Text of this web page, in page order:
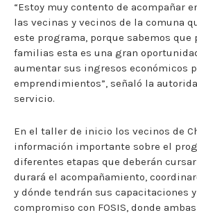
“Estoy muy contento de acompañar
las vecinas y vecinos de la comuna
este programa, porque sabemos que
familias esta es una gran
aumentar sus ingresos económicos
emprendimientos”, señaló la
servicio.
En el taller de inicio los vecinos de
información importante sobre el
diferentes etapas que deberán
durará el acompañamiento,
y dónde tendrán sus capacitaciones
compromiso con FOSIS, donde